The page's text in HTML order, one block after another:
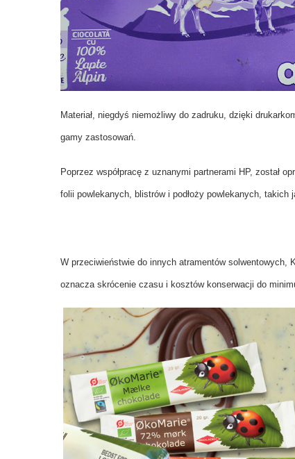
Materiał, niegdyś niemożliwy do zadruku, dzięki
gamy zastosowań.
Poprzez współpracę z uznanymi partnerami HP, został
folii powlekanych, blistrów i podłoży powlekanych,
W przeciwieństwie do innych atramentów solwentowych,
oznacza skrócenie czasu i kosztów konserwacji do